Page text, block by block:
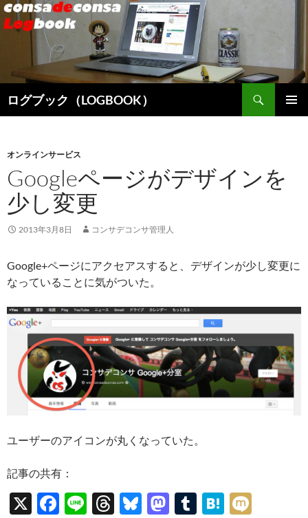
ログブック（LOGBOOK）
索
ン
ツ
へ
ス
キ
ッ
オンラインサービス
Googleページがデザインを
少し変更
2013年3月8日 コンサデコンサ管理人
Google+ページにアクセアスすると、デザインが少し変更に
なっていることに気がついた。
ユーザーのアイコンが丸くなっていた。
記事の共有：
X
F
Li
T
Bl M T
H